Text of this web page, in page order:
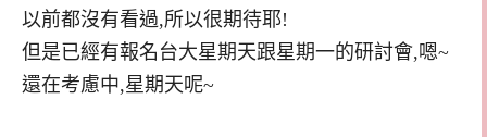
以前都沒有看過,所以很期待耶!
但是已經有報名台大星期天跟星期一的研討會,嗯~
還在考慮中,星期天呢~